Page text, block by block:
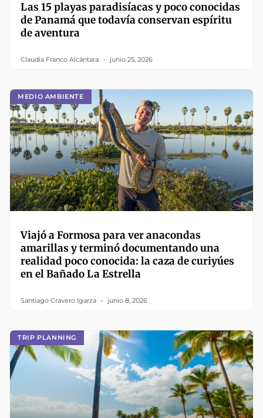
Las 15 playas paradisíacas y poco conocidas
de Panamá que todavía conservan espíritu
de aventura
Claudia Franco Alcántara junio 25, 2026
MEDIO AMBIENTE
Viajó a Formosa para ver anacondas
amarillas y terminó documentando una
realidad poco conocida: la caza de curiyúes
en el Bañado La Estrella
Santiago Cravero Igarza junio 8, 2026
TRIP PLANNING